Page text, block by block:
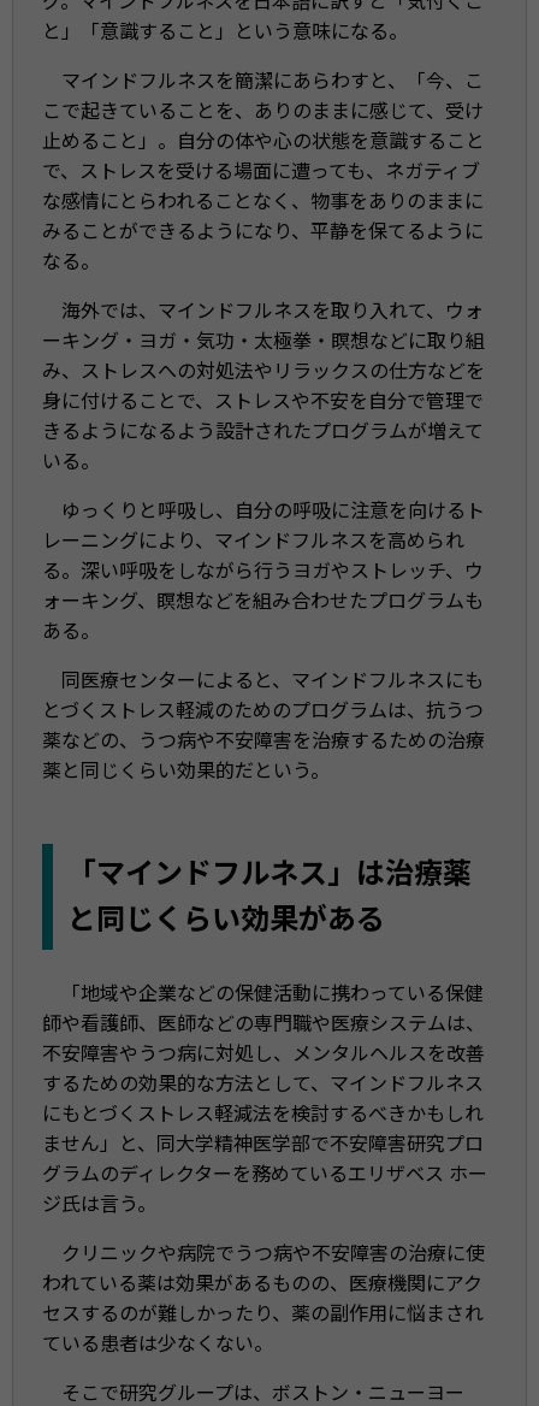
と」「意識すること」という意味になる。
マインドフルネスを簡潔にあらわすと、「今、こ
こで起きていることを、ありのままに感じて、受け
止めること」。自分の体や心の状態を意識すること
で、ストレスを受ける場面に遭っても、ネガティブ
な感情にとらわれることなく、物事をありのままに
みることができるようになり、平静を保てるように
なる。
海外では、マインドフルネスを取り入れて、ウォ
ーキング・ヨガ・気功・太極拳・瞑想などに取り組
み、ストレスへの対処法やリラックスの仕方などを
身に付けることで、ストレスや不安を自分で管理で
きるようになるよう設計されたプログラムが増えて
いる。
ゆっくりと呼吸し、自分の呼吸に注意を向けるト
レーニングにより、マインドフルネスを高められ
る。深い呼吸をしながら行うヨガやストレッチ、ウ
ォーキング、瞑想などを組み合わせたプログラムも
ある。
同医療センターによると、マインドフルネスにも
とづくストレス軽減のためのプログラムは、抗うつ
薬などの、うつ病や不安障害を治療するための治療
薬と同じくらい効果的だという。
「マインドフルネス」は治療薬
と同じくらい効果がある
「地域や企業などの保健活動に携わっている保健
師や看護師、医師などの専門職や医療システムは、
不安障害やうつ病に対処し、メンタルヘルスを改善
するための効果的な方法として、マインドフルネス
にもとづくストレス軽減法を検討するべきかもしれ
ません」と、同大学精神医学部で不安障害研究プロ
グラムのディレクターを務めているエリザベス ホー
ジ氏は言う。
クリニックや病院でうつ病や不安障害の治療に使
われている薬は効果があるものの、医療機関にアク
セスするのが難しかったり、薬の副作用に悩まされ
ている患者は少なくない。
そこで研究グループは、ボストン・ニューヨー